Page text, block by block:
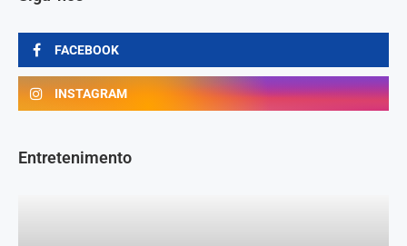
FACEBOOK
INSTAGRAM
Entretenimento